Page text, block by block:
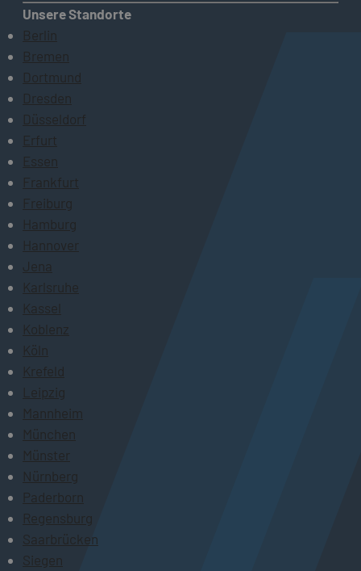
Unsere Standorte
Berlin
Bremen
Dortmund
Dresden
Düsseldorf
Erfurt
Essen
Frankfurt
Freiburg
Hamburg
Hannover
Jena
Karlsruhe
Kassel
Koblenz
Köln
Krefeld
Leipzig
Mannheim
München
Münster
Nürnberg
Paderborn
Regensburg
Saarbrücken
Siegen